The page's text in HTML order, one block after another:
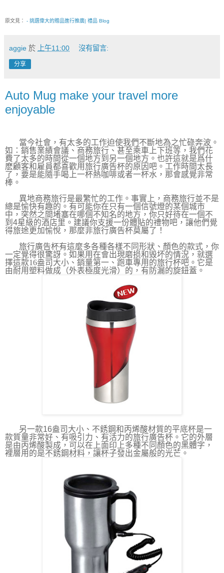
原文見： - 挑選偉大的贈品進行推廣| 禮品 Blog
aggie 於 上午11:00 沒有留言:
分享
Auto Mug make your travel more
enjoyable
當今社會，有太多的工作迫使我們不斷地為之忙碌奔波。
如：銷售業績會議、商務旅行、甚至乘車上下班等，我們花
費了太多的時間從一個地方到另一個地方。也許這就是爲什
麽顧客和雇員都喜歡用旅行廣告杯的原因吧。工作時間太長
了，要是能隨手喝上一杯熱咖啡或者一杯水，那會感覺非常
棒。
異地商務旅行是最繁忙的工作。事實上，商務旅行並不是
總是愉快有趣的。有可能你在只有一個信號燈的某個城市
中，突然之間堵塞在哪個不知名的地方，你只好待在一個不
到 4星級的酒店里。建議你支援一份體貼的禮物吧，讓他們覺
得旅途更加愉悅，那麼非旅行廣告杯莫屬了！
旅行廣告杯有這麼多各種各樣不同形狀、顏色的款式，你
一定覺得很驚訝。如果用在會出現磨损和毁坏的情況，就選
擇這款16盎司 大小、銷量第一、跑車專用的旅行杯吧。 它是
由耐用塑料做成（外表極度光滑）的，有防漏的旋鈕蓋。
另一款16盎司 大小、不銹鋼和丙烯酸材質的平底杯是一
款質量非常好、有吸引力、有活力的旅行廣告杯。它的外層
是由丙烯酸製成，可以在上面印上多種不同顏色的黑體字，
裡層用的是不銹鋼材料，讓杯子發出金屬般的光芒。